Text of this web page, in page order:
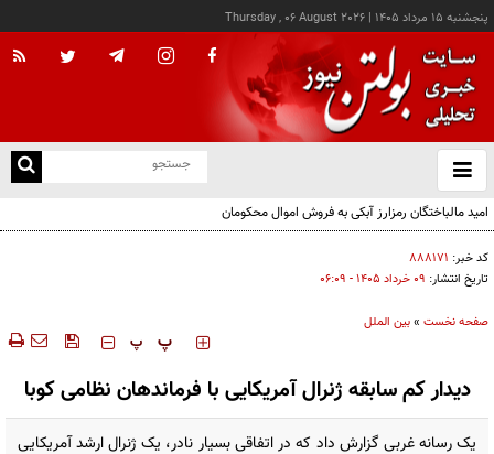
پنجشنبه ۱۵ مرداد ۱۴۰۵ |
Thursday , 06 August 2026
باز
و
امید مالباختگان رمزارز آبکی به فروش اموال محکومان
کد خبر: ۸۸۸۱۷۱
تاریخ انتشار: ۰۹ خرداد ۱۴۰۵ - ۰۶:۰۹
صفحه نخست »بین الملل
‍‍‍ پ پ
دیدار کم سابقه ژنرال آمریکایی با فرماندهان نظامی کوبا
یک رسانه غربی گزارش داد که در اتفاقی بسیار نادر، یک ژنرال ارشد آمریکایی